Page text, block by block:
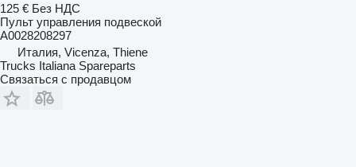
125 € Без НДС
Пульт управления подвеской
A0028208297
Италия, Vicenza, Thiene
Trucks Italiana Spareparts
Связаться с продавцом